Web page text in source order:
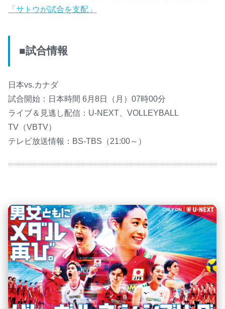
「サトウが試合を支配」
■試合情報
日本vs.カナダ
試合開始：日本時間 6月8日（月）07時00分
ライブ＆見逃し配信：U-NEXT、VOLLEYBALL
TV（VBTV）
テレビ放送情報：BS-TBS（21:00～）